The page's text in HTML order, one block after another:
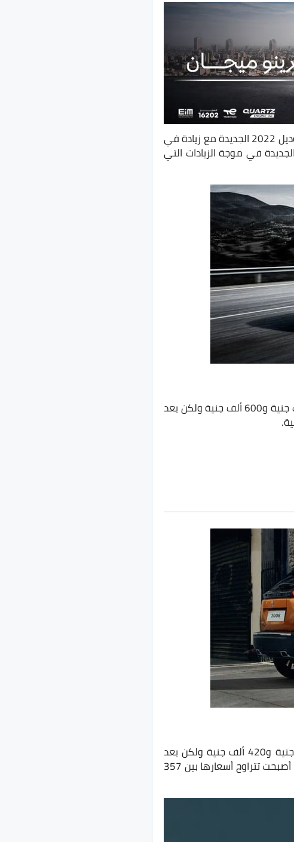
الفرنسية في مصر عن طرج سيارات بيجو موديل 2022 الجديدة مع زيادة في
10 الاف جنية، وتأتي الأسعار الجديدة في موجة الزيادات التي
في السوق المصري بـ3 فئات وكانت تتراوح أسعارها بين 480 ألف جنية و600 ألف جنية ولكن بعد
بـ3 فئات وكانت تقدم هذه الفئات بأسعار تتراوح بين 348 ألف جنية و420 ألف جنية ولكن بعد
الزيادة السعرية بمقدار 9 آلاف جنية على أول فئة و10 الاف جنية على ثاني وثالث فئة أصبحت تتراوح أسعارها بين 357